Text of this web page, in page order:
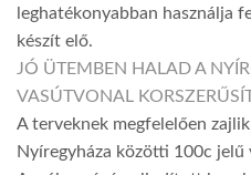
leghatékonyabban használja
készít elő.
JÓ ÜTEMBEN HALAD A
VASÚTVONAL
A terveknek megfelelően
Nyíregyháza közötti 100c